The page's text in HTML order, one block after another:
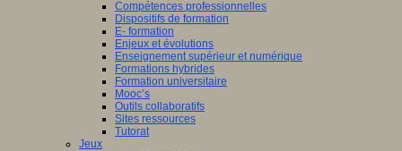
Compétences professionnelles
Dispositifs de formation
E- formation
Enjeux et évolutions
Enseignement supérieur et numérique
Formations hybrides
Formation universitaire
Mooc’s
Outils collaboratifs
Sites ressources
Tutorat
Jeux